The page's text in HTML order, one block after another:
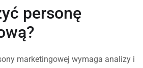
personę
marketingowej wymaga analizy i